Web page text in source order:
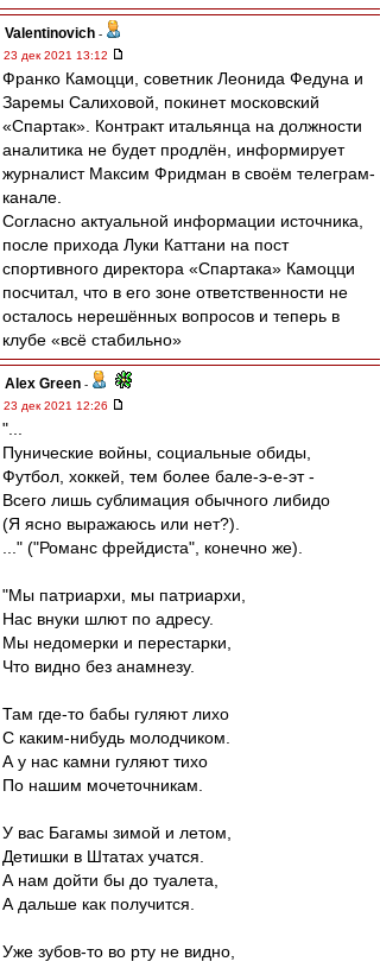
Valentinovich -
23 дек 2021 13:12
Франко Камоцци, советник Леонида Федуна и
Заремы Салиховой, покинет московский
«Спартак». Контракт итальянца на должности
аналитика не будет продлён, информирует
журналист Максим Фридман в своём телеграм-
канале.
Согласно актуальной информации источника,
после прихода Луки Каттани на пост
спортивного директора «Спартака» Камоцци
посчитал, что в его зоне ответственности не
осталось нерешённых вопросов и теперь в
клубе «всё стабильно»
Alex Green -
23 дек 2021 12:26
"...
Пунические войны, социальные обиды,
Футбол, хоккей, тем более бале-э-е-эт -
Всего лишь сублимация обычного либидо
(Я ясно выражаюсь или нет?).
..." ("Романс фрейдиста", конечно же).
"Мы патриархи, мы патриархи,
Нас внуки шлют по адресу.
Мы недомерки и перестарки,
Что видно без анамнезу.
Там где-то бабы гуляют лихо
С каким-нибудь молодчиком.
А у нас камни гуляют тихо
По нашим мочеточникам.
У вас Багамы зимой и летом,
Детишки в Штатах учатся.
А нам дойти бы до туалета,
А дальше как получится.
Уже зубов-то во рту не видно,